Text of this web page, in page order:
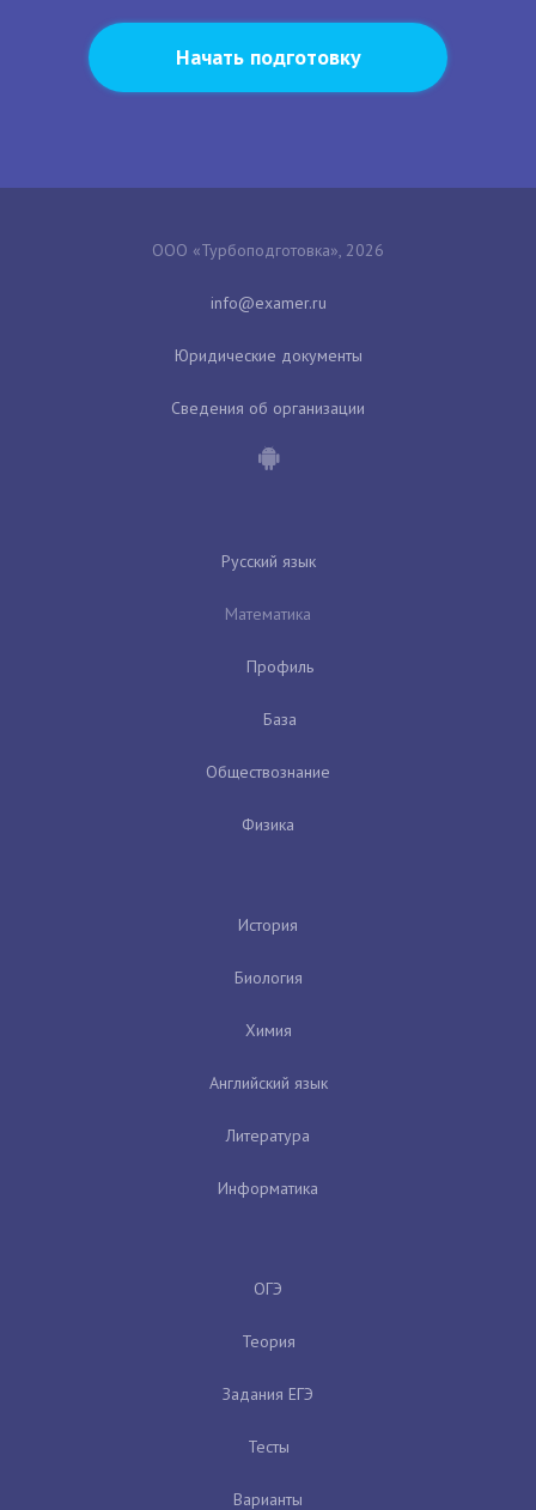
Начать подготовку
ООО «Турбоподготовка», 2026
Юридические документы
Сведения об организации
Русский язык
Математика
Профиль
База
Обществознание
Физика
История
Биология
Химия
Английский язык
Литература
Информатика
ОГЭ
Теория
Задания ЕГЭ
Тесты
Варианты